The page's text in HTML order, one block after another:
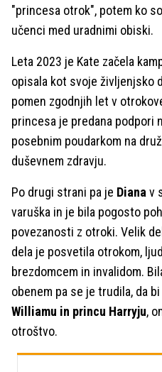
"princesa otrok", potem ko
učenci med uradnimi obiski.
Leta 2023 je Kate začela
opisala kot svoje življenjsko
pomen zgodnjih let v
princesa je predana podpori
posebnim poudarkom na
duševnem zdravju.
Po drugi strani pa je Diana v
varuška in je bila pogosto
povezanosti z otroki. Velik
dela je posvetila otrokom,
brezdomcem in invalidom.
obenem pa se je trudila, da
Williamu in princu Harryju,
otroštvo.